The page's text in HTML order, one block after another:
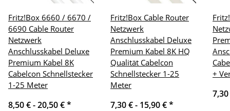
Fritz!Box 6660 / 6670 /
6690 Cable Router
Netzwerk
Anschlusskabel Deluxe
Premium Kabel 8K
Cabelcon Schnellstecker
1-25 Meter
8,50 € -20,50 €*
Fritz!Box Cable Router
Netzwerk
Anschlusskabel Deluxe
Premium Kabel 8K HQ
Qualität Cabelcon
Schnellstecker 1-25
Meter
7,30 € - 15,90 €*
+